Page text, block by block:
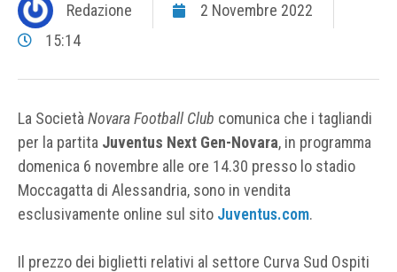
Redazione
2 Novembre 2022
15:14
La Società Novara Football Club comunica che i tagliandi
per la partita Juventus Next Gen-Novara, in programma
domenica 6 novembre alle ore 14.30 presso lo stadio
Moccagatta di Alessandria, sono in vendita
esclusivamente online sul sito Juventus.com.
Il prezzo dei biglietti relativi al settore Curva Sud Ospiti